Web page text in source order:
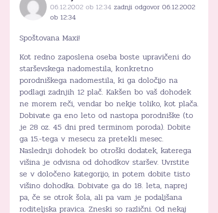
06.12.2002 ob 12:34 zadnji odgovor 06.12.2002
ob 12:34
Spoštovana Maxi!
Kot redno zaposlena oseba boste upravičeni do
starševskega nadomestila, konkretno
porodniškega nadomestila, ki ga določijo na
podlagi zadnjih 12 plač. Kakšen bo vaš dohodek
ne morem reči, vendar bo nekje toliko, kot plača.
Dobivate ga eno leto od nastopa porodniške (to
je 28 oz. 45 dni pred terminom poroda). Dobite
ga 15.-tega v mesecu za pretekli mesec.
Naslednji dohodek bo otroški dodatek, katerega
višina je odvisna od dohodkov staršev. Uvrstite
se v določeno kategorijo, in potem dobite tisto
višino dohodka. Dobivate ga do 18. leta, naprej
pa, če se otrok šola, ali pa vam je podaljšana
roditeljska pravica. Zneski so različni. Od nekaj